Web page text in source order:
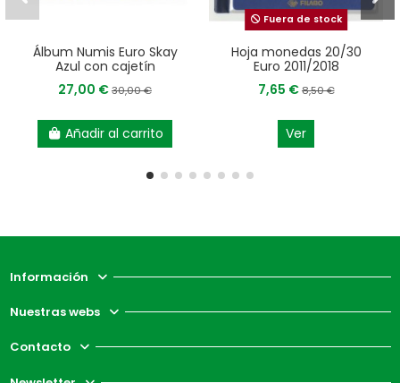
Álbum Numis Euro Skay
Azul con cajetín
27,00 €30,00 €
Añadir al carrito
Fuera de stock
Hoja monedas 20/30
Euro 2011/2018
7,65 €8,50 €
Ver
Información
Nuestras webs
Contacto